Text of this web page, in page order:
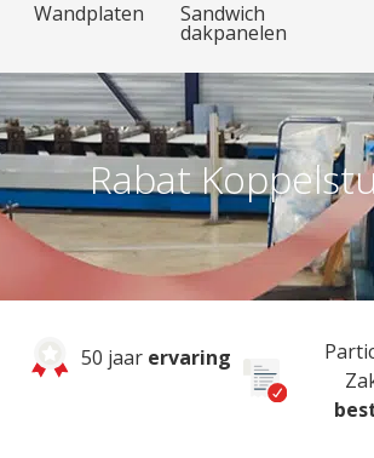
Wandplaten Sandwich
dakpanelen
Rabat
50 jaar ervaring